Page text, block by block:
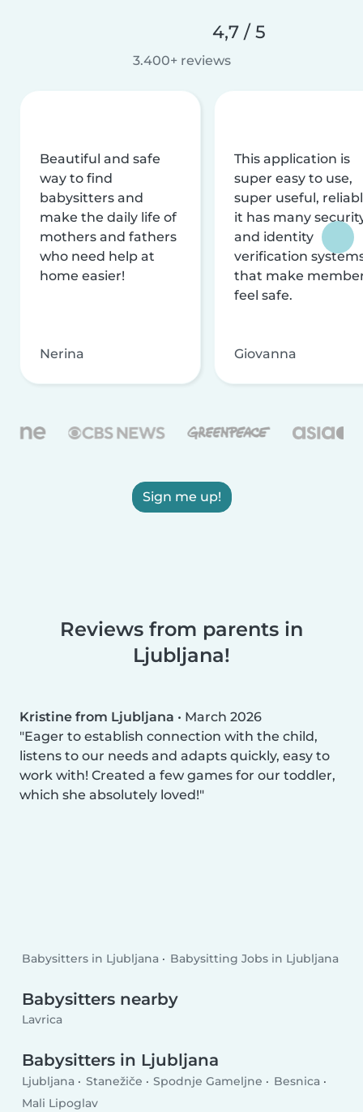
4,7 / 5
3.400+ reviews
Beautiful and safe
way to find
babysitters and
make the daily life of
mothers and fathers
who need help at
home easier!
Nerina
This application is
super easy to use,
super useful,
it has many
and identity
verification
that make
feel safe.
Giovanna
Sign me up!
Reviews from parents in
Ljubljana!
Kristine from Ljubljana • March 2026
Eager to establish connection with the child,
listens to our needs and adapts quickly, easy to
work with! Created a few games for our toddler,
which she absolutely loved!
Babysitters in Ljubljana Babysitting Jobs in Ljubljana
Babysitters nearby
Lavrica
Babysitters in Ljubljana
Ljubljana Stanežiče Spodnje Gameljne
Besnica
Mali Lipoglav